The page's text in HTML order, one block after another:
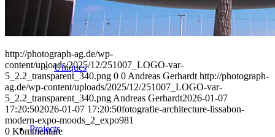
Sports
Uniques
Projects
http://photograph-ag.de/wp-
content/uploads/2025/12/251007_LOGO-var-
5_2.2_transparent_340.png 0 0 Andreas Gerhardt http://photograph-
ag.de/wp-content/uploads/2025/12/251007_LOGO-var-
5_2.2_transparent_340.png Andreas Gerhardt2026-01-07
17:20:502026-01-07 17:20:50fotografie-architecture-lissabon-
modern-expo-moods_2_expo981
0 Kommentare